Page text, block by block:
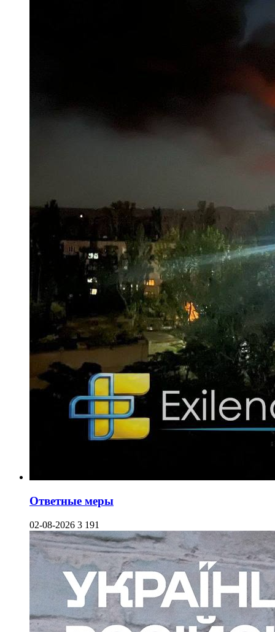
Ответные меры
02-08-2026 3 191